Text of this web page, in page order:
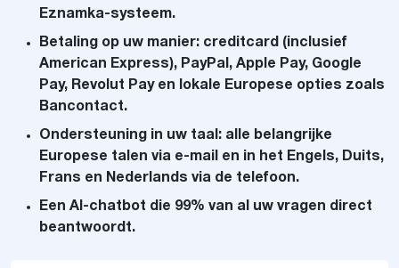
Eznamka-systeem.
Betaling op uw manier: creditcard (inclusief
American Express), PayPal, Apple Pay, Google
Pay, Revolut Pay en lokale Europese opties zoals
Bancontact.
Ondersteuning in uw taal: alle belangrijke
Europese talen via e-mail en in het Engels, Duits,
Frans en Nederlands via de telefoon.
Een AI-chatbot die 99% van al uw vragen direct
beantwoordt.